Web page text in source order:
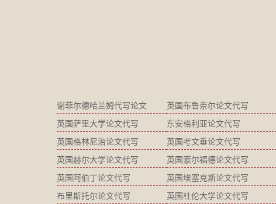
谢菲尔德哈兰姆代写论文 英国布鲁奈尔论文代写
英国萨里大学论文代写 东安格利亚论文代写
英国格林尼治论文代写 英国考文垂论文代写
英国赫尔大学论文代写 英国索尔福德论文代写
英国阿伯丁论文代写 英国埃塞克斯论文代写
布里斯托尔论文代写 英国杜伦大学论文代写